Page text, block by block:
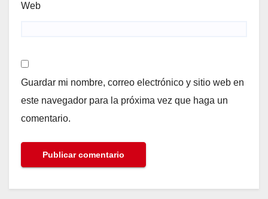
Web
Guardar mi nombre, correo electrónico y sitio web en
este navegador para la próxima vez que haga un
comentario.